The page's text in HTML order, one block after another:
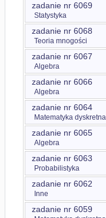
zadanie nr 6069
Statystyka
zadanie nr 6068
Teoria mnogości
zadanie nr 6067
Algebra
zadanie nr 6066
Algebra
zadanie nr 6064
Matematyka dyskretna
zadanie nr 6065
Algebra
zadanie nr 6063
Probabilistyka
zadanie nr 6062
Inne
zadanie nr 6059